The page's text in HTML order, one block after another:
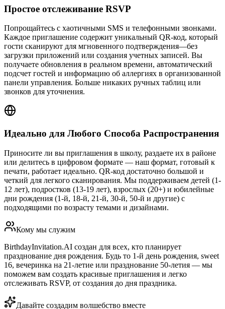
Простое отслеживание RSVP
Попрощайтесь с хаотичными SMS и телефонными звонками.
Каждое приглашение содержит уникальный QR-код, который
гости сканируют для мгновенного подтверждения—без
загрузки приложений или создания учетных записей. Вы
получаете обновления в реальном времени, автоматический
подсчет гостей и информацию об аллергиях в организованной
панели управления. Больше никаких ручных таблиц или
звонков для уточнения.
Идеально для Любого Способа Распространения
Приносите ли вы приглашения в школу, раздаете их в районе
или делитесь в цифровом формате — наш формат, готовый к
печати, работает идеально. QR-код достаточно большой и
четкий для легкого сканирования. Мы поддерживаем детей (1-
12 лет), подростков (13-19 лет), взрослых (20+) и юбилейные
дни рождения (1-й, 18-й, 21-й, 30-й, 50-й и другие) с
подходящими по возрасту темами и дизайнами.
Кому мы служим
BirthdayInvitation.AI создан для всех, кто планирует
празднование дня рождения. Будь то 1-й день рождения, sweet
16, вечеринка на 21-летие или празднование 50-летия — мы
поможем вам создать красивые приглашения и легко
отслеживать RSVP, от создания до дня праздника.
Давайте создадим волшебство вместе